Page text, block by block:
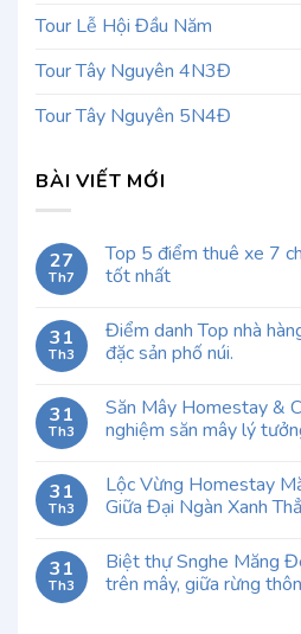
Tour Lễ Hội Đầu Năm
Tour Tây Nguyên 4N3Đ
Tour Tây Nguyên 5N4Đ
BÀI VIẾT MỚI
27
Th7
Top 5 điểm thuê xe 7
tốt nhất
31
Th3
Điểm danh Top nhà
đặc sản phố núi.
31
Th3
Săn Mây Homestay &
nghiệm săn mây lý
31
Th3
Lộc Vừng Homestay
Giữa Đại Ngàn Xanh
31
Th3
Biệt thự Snghe Măng
trên mây, giữa rừng